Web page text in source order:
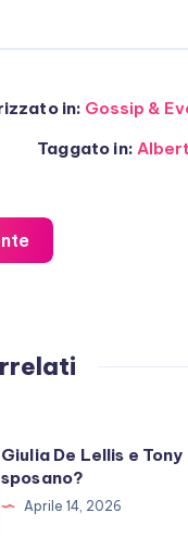
in: Gossip &
Taggato in:
Giulia De Lellis e
sposano?
Aprile 14, 2026